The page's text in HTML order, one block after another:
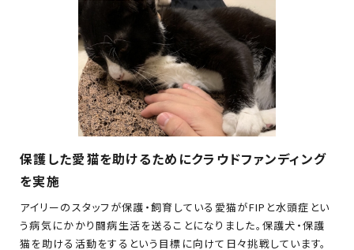
保護した愛猫を助けるためにクラウドファンディング
を実施
アイリーのスタッフが保護・飼育している愛猫がFIPと水頭症とい
う病気にかかり闘病生活を送ることになりました。保護犬・保護
猫を助ける活動をするという目標に向けて日々挑戦しています。